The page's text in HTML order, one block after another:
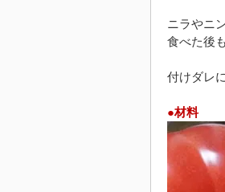
ニラやニ
食べた後
付けダレ
●材料